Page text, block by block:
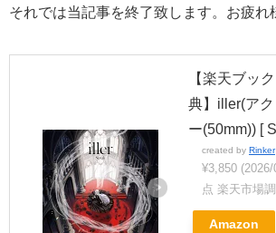
それでは当記事を終了致します。お疲れ
【楽天ブッ
典】iller(ア
ー(50mm)) [
created by Rinker
¥3,850
点 楽天市場
Amazon